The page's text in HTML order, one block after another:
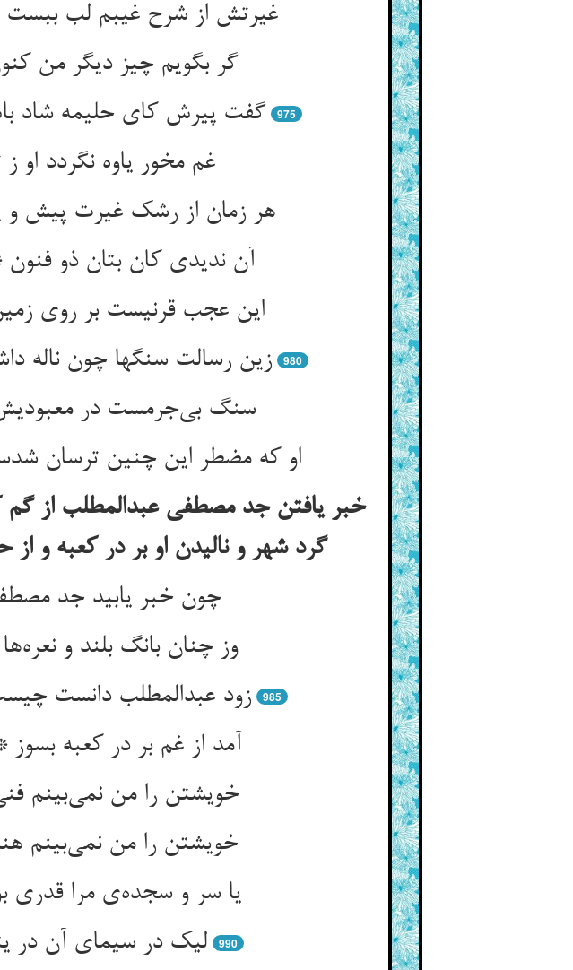
غیرتش از شرح غیبم لب
گر بگویم چیز دیگر من
گفت پیرش کای حلیمه شاد
975
غم مخور یاوه نگردد او
هر زمان از رشک غیرت پیش
آن ندیدی کان بتان ذو
این عجب قرنیست بر روی
زین رسالت سنگها چون ناله
980
سنگ بی‌جرمست در
او که مضطر این چنین ترسان
خبر یافتن جد مصطفی عبدالمطلب از گم
گرد شهر و نالیدن او بر در کعبه و
چون خبر یابید جد
وز چنان بانگ بلند و
زود عبدالمطلب دانست
985
آمد از غم بر در کعبه
خویشتن را من نمی‌بینم
خویشتن را من نمی‌بینم
یا سر و سجده‌ی مرا قدری
لیک در سیمای آن در
990